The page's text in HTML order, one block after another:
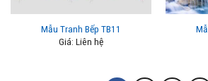
Mẫu Tranh Bếp TB11
Giá: Liên hệ